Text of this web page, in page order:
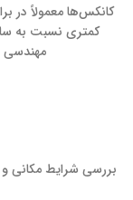
کانکس‌ها معمولاً در
کمتری نسبت به
مهندسی
بررسی شرایط مکانی